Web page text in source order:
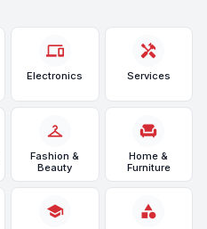
devices
Electronics
handyman
Services
checkroom
Fashion &
Beauty
chair
Home &
Furniture
school category